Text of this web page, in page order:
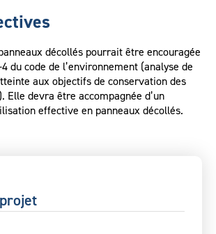
décollés pourrait être encouragée
du code de l’environnement (analyse de
aux objectifs de conservation des
Elle devra être accompagnée d’un
effective en panneaux décollés.